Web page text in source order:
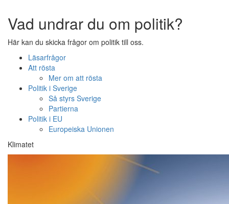
Vad undrar du om politik?
Här kan du skicka frågor om politik till oss.
Läsarfrågor
Att rösta
Mer om att rösta
Politik i Sverige
Så styrs Sverige
Partierna
Politik i EU
Europeiska Unionen
Klimatet